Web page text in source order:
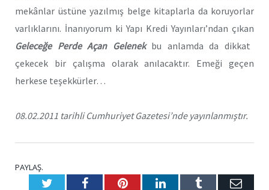
mekânlar üstüne yazılmış belge kitaplarla da koruyorlar
varlıklarını. İnanıyorum ki Yapı Kredi Yayınları’ndan çıkan
Geleceğe Perde Açan Gelenek bu anlamda da dikkat
çekecek bir çalışma olarak anılacaktır. Emeği geçen
herkese teşekkürler…
08.02.2011 tarihli Cumhuriyet Gazetesi’nde yayınlanmıştır.
PAYLAŞ.
TwitterFacebookPinterestLinkedInTumblr E-